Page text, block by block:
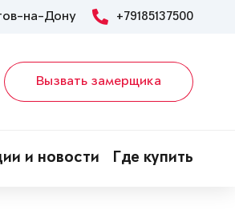
на-Дону +79185137500
Вызвать замерщика
и новости Где купить